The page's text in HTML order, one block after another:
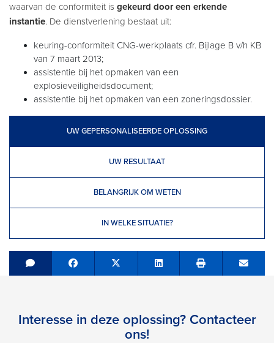
waarvan de conformiteit is gekeurd door een erkende
instantie. De dienstverlening bestaat uit:
keuring-conformiteit CNG-werkplaats cfr. Bijlage B v/h KB
van 7 maart 2013;
assistentie bij het opmaken van een
explosieveiligheidsdocument;
assistentie bij het opmaken van een zoneringsdossier.
UW GEPERSONALISEERDE OPLOSSING
UW RESULTAAT
BELANGRIJK OM WETEN
IN WELKE SITUATIE?
Share on Facebook
Tweet Share on LinkedIn Send
Interesse in deze oplossing? Contacteer
ons!